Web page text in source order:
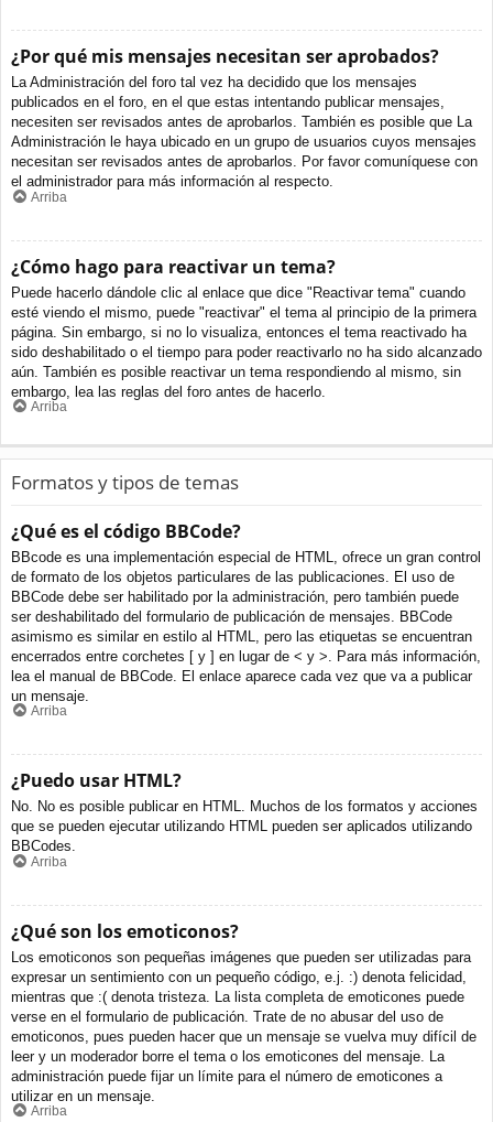
¿Por qué mis mensajes necesitan ser aprobados?
La Administración del foro tal vez ha decidido que los mensajes
publicados en el foro, en el que estas intentando publicar mensajes,
necesiten ser revisados antes de aprobarlos. También es posible que La
Administración le haya ubicado en un grupo de usuarios cuyos mensajes
necesitan ser revisados antes de aprobarlos. Por favor comuníquese con
el administrador para más información al respecto.
Arriba
¿Cómo hago para reactivar un tema?
Puede hacerlo dándole clic al enlace que dice "Reactivar tema" cuando
esté viendo el mismo, puede "reactivar" el tema al principio de la primera
página. Sin embargo, si no lo visualiza, entonces el tema reactivado ha
sido deshabilitado o el tiempo para poder reactivarlo no ha sido alcanzado
aún. También es posible reactivar un tema respondiendo al mismo, sin
embargo, lea las reglas del foro antes de hacerlo.
Arriba
Formatos y tipos de temas
¿Qué es el código BBCode?
BBcode es una implementación especial de HTML, ofrece un gran control
de formato de los objetos particulares de las publicaciones. El uso de
BBCode debe ser habilitado por la administración, pero también puede
ser deshabilitado del formulario de publicación de mensajes. BBCode
asimismo es similar en estilo al HTML, pero las etiquetas se encuentran
encerrados entre corchetes [ y ] en lugar de < y >. Para más información,
lea el manual de BBCode. El enlace aparece cada vez que va a publicar
un mensaje.
Arriba
¿Puedo usar HTML?
No. No es posible publicar en HTML. Muchos de los formatos y acciones
que se pueden ejecutar utilizando HTML pueden ser aplicados utilizando
BBCodes.
Arriba
¿Qué son los emoticonos?
Los emoticonos son pequeñas imágenes que pueden ser utilizadas para
expresar un sentimiento con un pequeño código, e.j. :) denota felicidad,
mientras que :( denota tristeza. La lista completa de emoticones puede
verse en el formulario de publicación. Trate de no abusar del uso de
emoticonos, pues pueden hacer que un mensaje se vuelva muy difícil de
leer y un moderador borre el tema o los emoticones del mensaje. La
administración puede fijar un límite para el número de emoticones a
utilizar en un mensaje.
Arriba